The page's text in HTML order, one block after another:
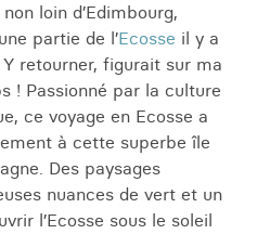
loin d’Edimbourg,
partie de l’Ecosse il y a
Y retourner, figurait sur ma
! Passionné par la culture
ce voyage en Ecosse a
à cette superbe île
Des paysages
nuances de vert et un
l’Ecosse sous le soleil